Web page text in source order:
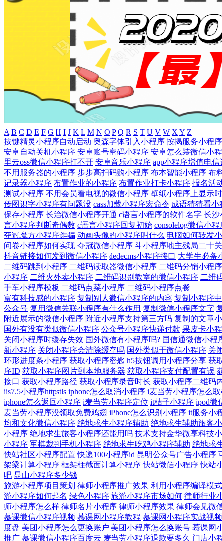
A B C D E F G H I J K L M N O P Q R S T U V W X Y Z
按键精灵小程序自动启动 奥森字体引入小程序 按揭服务小程
安卓自动关机小程序 安卓账号密码小程序 安卓怎么装微信小
里云oss微信小程序打不开 安卓音乐小程序 app小程序增值电信
不用服务器的小程序 步步高扫码购小程序 布本智能小程序 布
记录器小程序 布置作业的小程序 布置作业打卡小程序 报名活
测试小程序 不用会员看电视的微信小程序 壁纸小程序上显示
传图识字小程序有问题没 cass加载小程序宏命令 成语猜猜看小
保存小程序 长治微信小程序开通 c语言小程序的软件名字 长沙
言小程序判断奇偶数 c语言小程序回复初始 consolelog微信小程
夺冠魔方小程序诈骗 动画头像的小程序叫什么 电脑如何转发
问卷小程序如何实现 夺冠微信小程序 斗小程序地主残局二十关
抖音链接如何发到微信小程序 dedecms小程序接口 大学生必备
二维码跳到小程序 二维码读取器微信小程序 二维码分销小程序
小程序 二维火外卖小程序 二维码识别教室的微信小程序 二维
手车小程序模板 二维码点菜小程序 二维码小程序点餐
富有科技感的小程序 复制别人微信小程序的内容 复制小程序
公众号 复用微信关联小程序有什么作用 复制微信小程序文字
附近展示的微信小程序 附近小程序支持第三方吗 复制的文章
国外有没有类似微信小程序 公众号小程序快递付款 果皮卡小
关闭小程序时缓存失效 国外微信有小程序吗? 国信通微信小程
新小程序 关闭小程序会清除缓存吗 国外类似于微信小程序 关
环形进度条小程序 获取小程序密匙 h5按钮调用小程序分享 获
序ID 获取小程序图片到本地服务器 获取小程序支付配置有误
接口 获取小程序路径 获取小程序录音时长 获取小程序二维码
iis7.5小程序httpstls iphone怎么取消小程序 i麦当劳小程序怎么取
iphone怎么返回小程序 i麦当劳小程序定位 it桔子小程序 ipod微
麦当劳小程序没领取免费鸡翅 iPhone怎么识别小程序 it服务小
均和文化微信小程序 绝地求生小程序辅助 绝地求生辅助旅客
小程序 绝地求生旅客小程序还能用吗 技术支持金华微享科技
小程序 军棋裁判手机小程序 绝地求生吃鸡小程序辅助 绝地求
快站社区小程序配置 快递100小程序id 昆明公众号广告小程序
架梁计算小程序 框架柱截面计算小程序 快站微信小程序 快站
吧 昆山小程序多少钱
旅游小程序项目策划 律师小程序推广效果 利用小程序编译模式
游小程序如何起名 绿色小程序 旅游小程序市场如何 律师行业
师小程序怎么样 律师名片小程序 律师小程序效果 律师会见微
慕课微信小程序视频 慕课网小程序教程 慕课网小程序实战视频
度盘 美团小程序怎么更换账户 美团小程序怎么换账号 慕课网
推广 慕课微信小程序百度云 麦当劳小程序退款要多久 门店小